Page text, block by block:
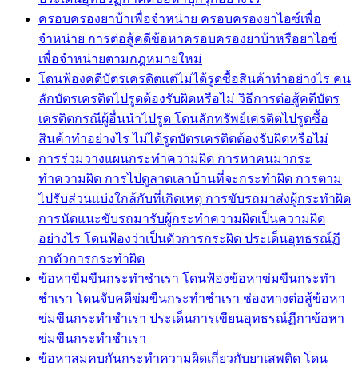
ครอบครองยาบ้าเพื่อจำหน่าย ครอบครองยาไอซ์เพื่อ
จำหน่าย การต่อสู้คดีข้อหาครอบครองยาบ้าหรือยาไอซ์
เพื่อจำหน่ายตามกฎหมายใหม่
โดนฟ้องคดีบัตรเครดิตแต่ไม่ได้รูดซื้อสินค้าทำอย่างไร คน
ลักบัตรเครดิตไปรูดต้องรับผิดหรือไม่ วิธีการต่อสู้คดีบัตร
เครดิตกรณีผู้อื่นนำไปรูด โดนลักทรัพย์เครดิตไปรูดซื้อ
สินค้าทำอย่างไร ไม่ได้รูดบัตรเครดิตต้องรับผิดหรือไม่
การร่วมวางแผนกระทำความผิด การหาคนมากระ
ทำความผิด การไปดูลาดเลาบ้านที่จะกระทำผิด การตาม
ไปรับส่วนแบ่งใกล้กับที่เกิดเหตุ การขับรถมาส่งผู้กระทำผิด
การนัดแนะขับรถมารับผู้กระทำความผิดเป็นความผิด
อย่างไร โดนฟ้องว่าเป็นตัวการกระผิด ประเด็นอุทธรณ์ฏี
กาตัวการกระทำผิด
ข้อหาขืมขืนกระทำชำเรา โดนฟ้องข้อหาข่มขืนกระทำ
ชำเรา โดนจับคดีข่มขืนกระทำชำเรา ช่องทางต่อสู้ข้อหา
ข่มขืนกระทำชำเรา ประเด็นการเขียนอุทธรณ์ฏีกาข้อหา
ข่มขืนกระทำชำเรา
ข้อหาสมคบกันกระทำความผิดเกี่ยวกับยาเสพติด โดน